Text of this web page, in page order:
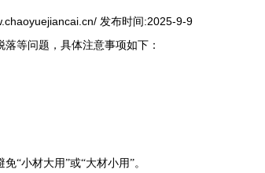
发布时间:2025-9-9
等问题，具体注意事项如下：
“小材大用”或“大材小用”。